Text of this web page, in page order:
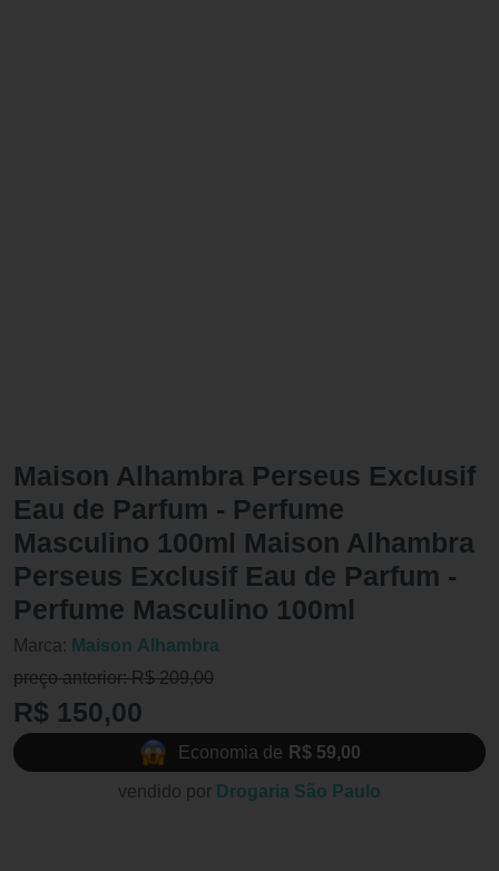
Maison Alhambra Perseus Exclusif
Eau de Parfum - Perfume
Masculino 100ml Maison Alhambra
Perseus Exclusif Eau de Parfum -
Perfume Masculino 100ml
Marca: Maison Alhambra
preço anterior: R$ 209,00
R$ 150,00
Economia de R$ 59,00
vendido por Drogaria São Paulo